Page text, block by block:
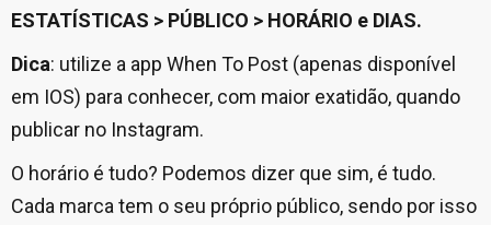
ESTATÍSTICAS > PÚBLICO > HORÁRIO e DIAS.
Dica: utilize a app When To Post (apenas disponível
em IOS) para conhecer, com maior exatidão, quando
publicar no Instagram.
O horário é tudo? Podemos dizer que sim, é tudo.
Cada marca tem o seu próprio público, sendo por isso